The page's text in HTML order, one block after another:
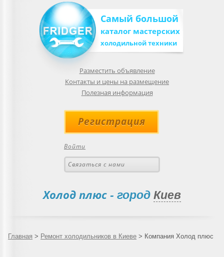
Самый большой
каталог мастерских
холодильной техники
Разместить объявление
Контакты и цены на размещение
Полезная информация
Регистрация
Войти
Связаться с нами
Холод плюс - город Киев
Главная > Ремонт холодильников в Киеве > Компания Холод плюс